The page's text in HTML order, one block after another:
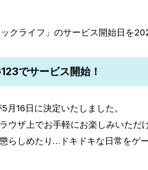
ライフ」のサービス開始日を
でサービス開始！
16日に決定いたしました。
ザ上でお手軽にお楽しみいただけ
らしめたり…ドキドキな日常をゲ